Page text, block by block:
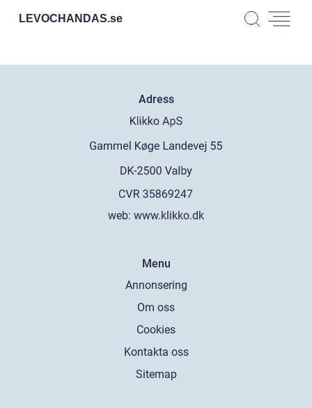
LEVOCHANDAS.se
Adress
web: www.klikko.dk
Menu
Annonsering
Om oss
Cookies
Kontakta oss
Sitemap